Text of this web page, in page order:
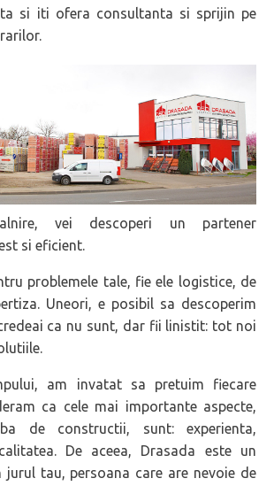
si iti ofera consultanta si sprijin pe
vei descoperi un partener
si eficient.
problemele tale, fie ele logistice, de
Uneori, e posibil sa descoperim
ca nu sunt, dar fii linistit: tot noi
am invatat sa pretuim fiecare
ca cele mai importante aspecte,
de constructii, sunt: experienta,
De aceea, Drasada este un
jurul tau, persoana care are nevoie de